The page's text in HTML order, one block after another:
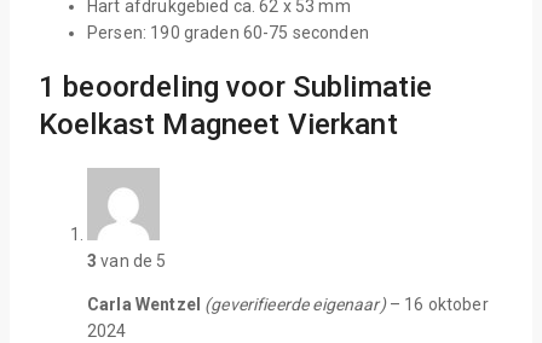
Hart afdrukgebied ca. 62 x 53 mm
Persen: 190 graden 60-75 seconden
1 beoordeling voor Sublimatie
Koelkast Magneet Vierkant
3 van de 5
Carla Wentzel (geverifieerde eigenaar) – 16 oktober
2024